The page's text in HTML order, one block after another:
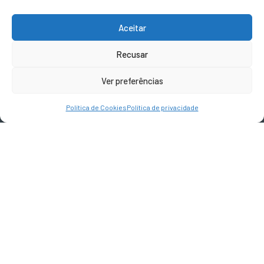
Aceitar
Recusar
Ver preferências
Política de CookiesPolítica de privacidade
CONTACTOS